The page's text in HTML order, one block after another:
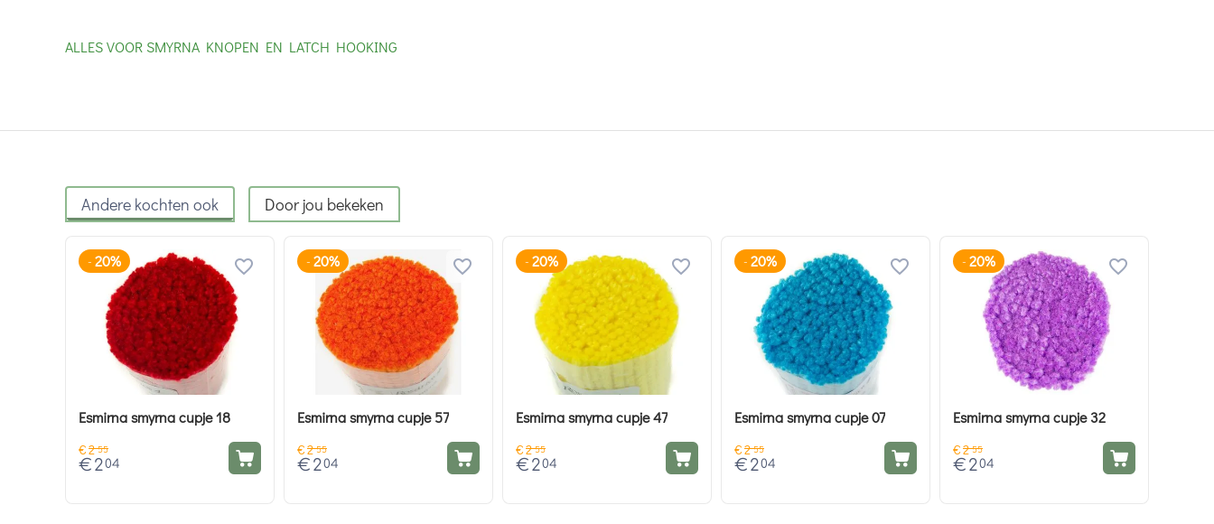
ALLES VOOR SMYRNA KNOPEN EN LATCH HOOKING
Andere kochten ook Door jou bekeken
- 20%
Esmirna smyrna cupje 18
€2 55
€ 2 04
- 20%
Esmirna smyrna cupje 57
€2 55
€ 2 04
- 20%
Esmirna smyrna cupje 47
€2 55
€ 2 04
- 20%
Esmirna smyrna cupje 07
€2 55
€ 2 04
- 20%
Esmirna smyrna cupje 32
€2 55
€ 2 04